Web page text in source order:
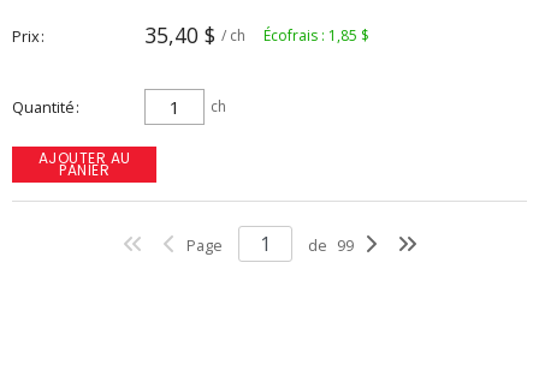
Prix 35,40 $ / ch Écofrais : 1,85 $
Quantité ch
AJOUTER AU
PANIER
Page de 99